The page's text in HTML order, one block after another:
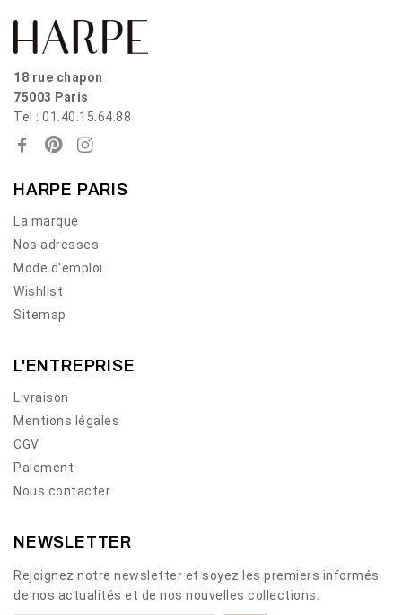
18 rue chapon
75003 Paris
Tel : 01.40.15.64.88
HARPE PARIS
La marque
Nos adresses
Mode d'emploi
Wishlist
Sitemap
L'ENTREPRISE
Livraison
Mentions légales
CGV
Paiement
Nous contacter
NEWSLETTER
Rejoignez notre newsletter et soyez les premiers informés
de nos actualités et de nos nouvelles collections.